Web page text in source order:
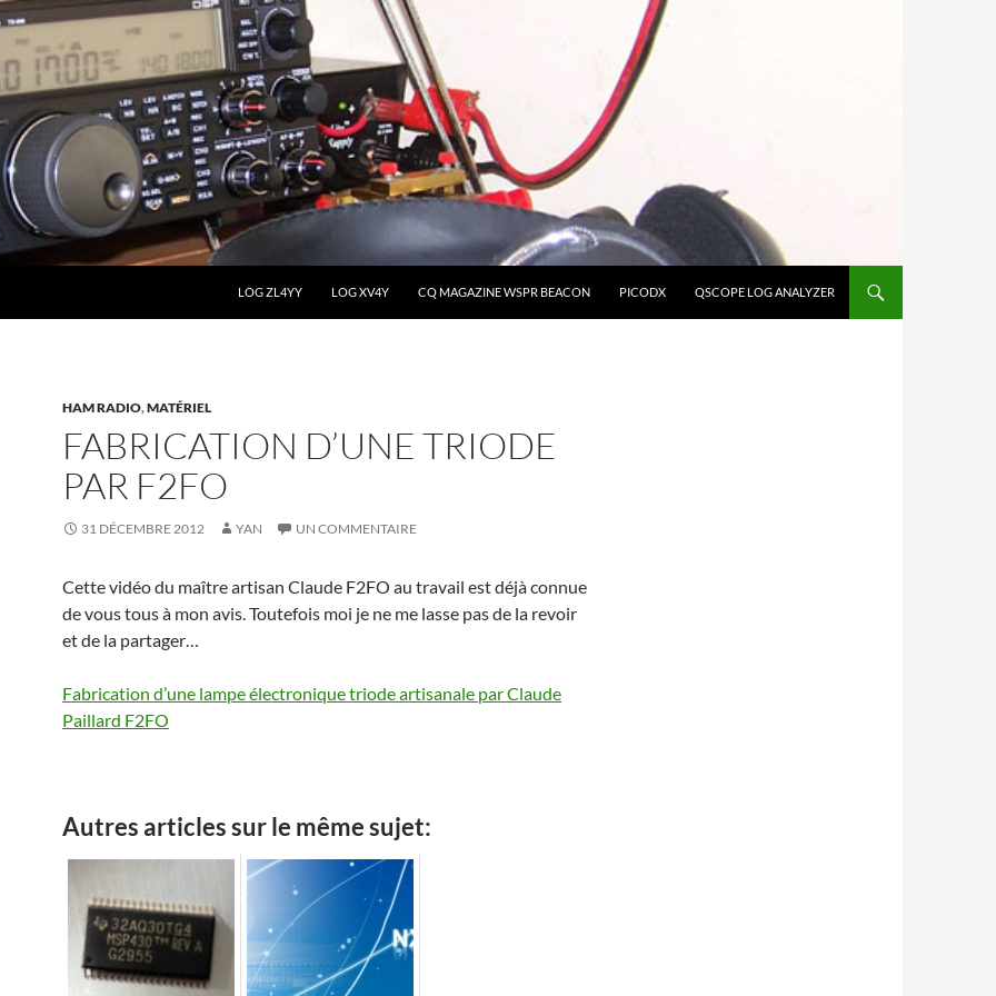
LOG ZL4YY LOG XV4Y CQ MAGAZINE WSPR BEACON PICODX QSCOPE LOG ANALYZER
HAM RADIO,MATÉRIEL
FABRICATION D’UNE TRIODE
PAR F2FO
31 DÉCEMBRE 2012 YAN UN COMMENTAIRE
Cette vidéo du maître artisan Claude F2FO au travail est déjà connue
de vous tous à mon avis. Toutefois moi je ne me lasse pas de la revoir
et de la partager…
Fabrication d’une lampe électronique triode artisanale par Claude
Paillard F2FO
Autres articles sur le même sujet: